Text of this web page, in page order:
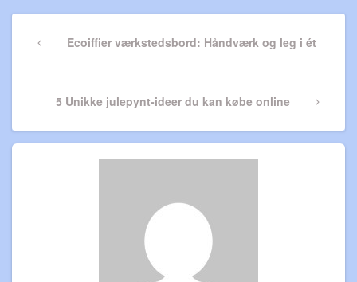
PreviousEcoiffier værkstedsbord: Håndværk og leg i ét
Next
5 Unikke julepynt-ideer du kan købe online